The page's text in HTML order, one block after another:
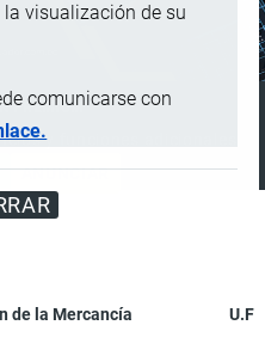
visualización de su
comunicarse con
PREMIUM
y funciones adicionales
ANUNCIAR
de la Mercancía
U.F